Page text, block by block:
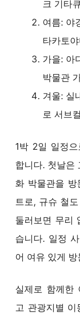
크 기타
여름: 야
타카토
가을: 아
박물관
겨울: 실
로 서브
1박 2일 일정
합니다. 첫날은
화 박물관을 방
트로, 규슈 철
둘러보면 무리
습니다. 일정
어 여유 있게
실제로 함께한
고 관광지별